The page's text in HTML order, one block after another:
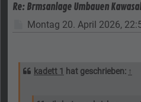
Re: Brmsanlage Umbauen
Beitrag
Montag 20. April 2026,
kadett 1 hat geschrieben: ↑